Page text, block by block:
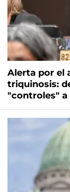
Alerta por el
triquinosis:
"controles"